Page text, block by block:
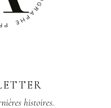
G
R
A
P
H
E
P
histoires.